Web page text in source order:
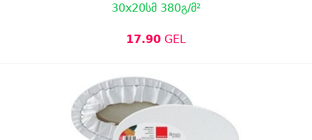
30x20სმ 380გ/მ²
17.90 GEL